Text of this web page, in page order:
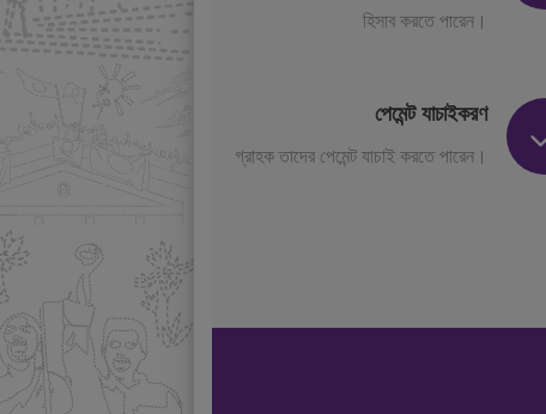
হিসাব করতে পারেন।
পেমেন্ট যাচাইকরণ
গ্রাহক তাদের পেমেন্ট যাচাই করতে পারেন।